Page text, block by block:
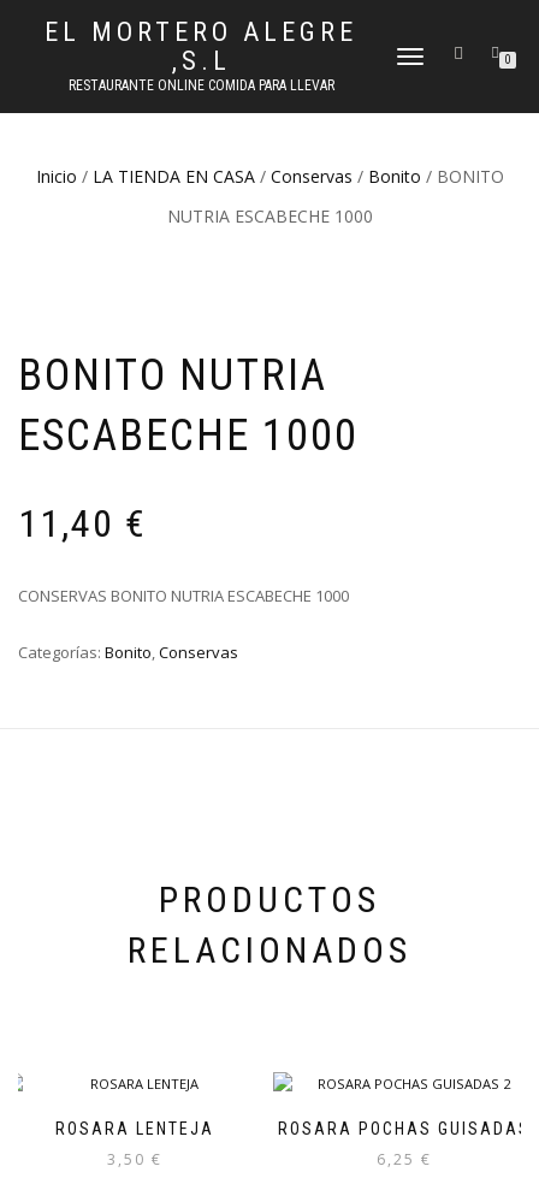
EL MORTERO ALEGRE
,S.L
RESTAURANTE ONLINE COMIDA PARA LLEVAR
CAMBIAR
0
Inicio / LA TIENDA EN CASA/ Conservas / Bonito / BONITO
NUTRIA ESCABECHE 1000
BONITO NUTRIA
ESCABECHE 1000
11,40 €
CONSERVAS BONITO NUTRIA ESCABECHE 1000
Categorías: Bonito,Conservas
PRODUCTOS
RELACIONADOS
ROSARA LENTEJA
3,50 €
ROSARA POCHAS GUISADAS
6,25 €